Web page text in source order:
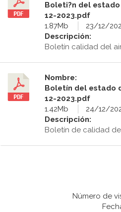
Boleti?n del
12-2023.pdf
1.87Mb
23/12/
Descripción:
Boletín calidad del
Nombre:
Boletín del estado
12-2023.pdf
1.42Mb
24/12/
Descripción:
Boletín de calidad
Número de